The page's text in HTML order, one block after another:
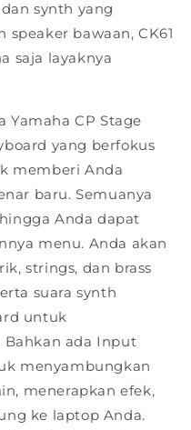
synth yang
bawaan, CK61
saja layaknya
Yamaha CP Stage
yang berfokus
memberi Anda
baru. Semuanya
Anda dapat
menu. Anda akan
strings, dan brass
suara synth
untuk
ada Input
menyambungkan
menerapkan efek,
ke laptop Anda.